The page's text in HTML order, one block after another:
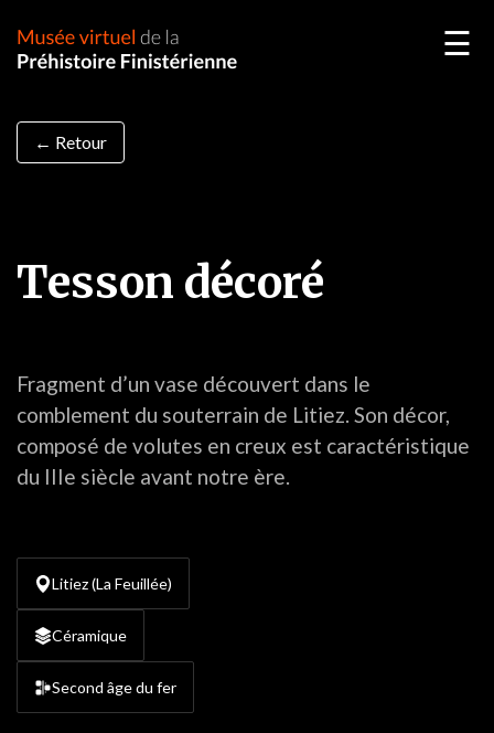
☰
← Retour
Tesson décoré
Fragment d’un vase découvert dans le
comblement du souterrain de Litiez. Son décor,
composé de volutes en creux est caractéristique
du IIIe siècle avant notre ère.
Litiez (La Feuillée)
Céramique
Second âge du fer